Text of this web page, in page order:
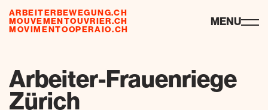
ARBEITERBEWEGUNG.CH
MOUVEMENTOUVRIER.CH
MOVIMENTOOPERAIO.CH
ressourcen MENU
Arbeiter-Frauenriege
Zürich